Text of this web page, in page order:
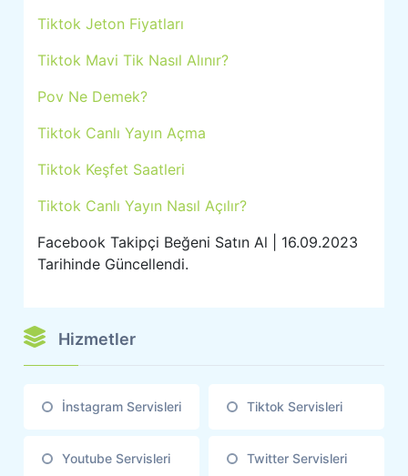
Tiktok Jeton Fiyatları
Tiktok Mavi Tik Nasıl Alınır?
Pov Ne Demek?
Tiktok Canlı Yayın Açma
Tiktok Keşfet Saatleri
Tiktok Canlı Yayın Nasıl Açılır?
Facebook Takipçi Beğeni Satın Al | 16.09.2023
Tarihinde Güncellendi.
Hizmetler
İnstagram Servisleri Tiktok Servisleri
Youtube Servisleri Twitter Servisleri